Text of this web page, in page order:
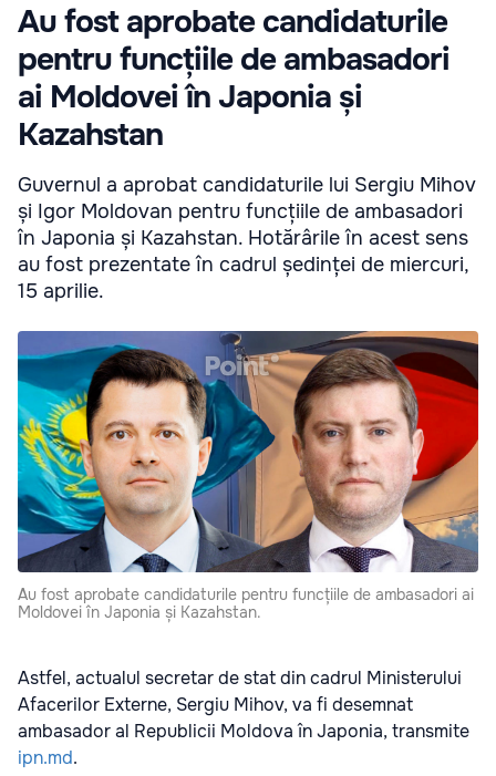
Au fost aprobate candidaturile
pentru funcțiile de ambasadori
ai Moldovei în Japonia și
Kazahstan
Guvernul a aprobat candidaturile lui Sergiu Mihov
și Igor Moldovan pentru funcțiile de ambasadori
în Japonia și Kazahstan. Hotărârile în acest sens
au fost prezentate în cadrul ședinței de miercuri,
15 aprilie.
Au fost aprobate candidaturile pentru funcțiile de ambasadori ai
Moldovei în Japonia și Kazahstan.
Astfel, actualul secretar de stat din cadrul Ministerului
Afacerilor Externe, Sergiu Mihov, va fi desemnat
ambasador al Republicii Moldova în Japonia, transmite
ipn.md.